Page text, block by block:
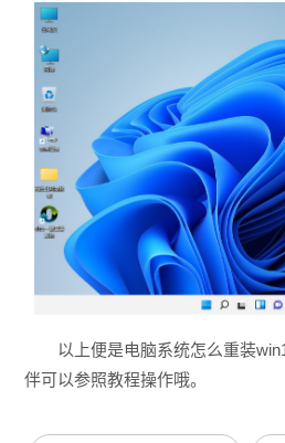
以上便是电脑系统怎么重装
伴可以参照教程操作哦。